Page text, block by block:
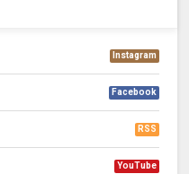
Instagram
Facebook
RSS
YouTube